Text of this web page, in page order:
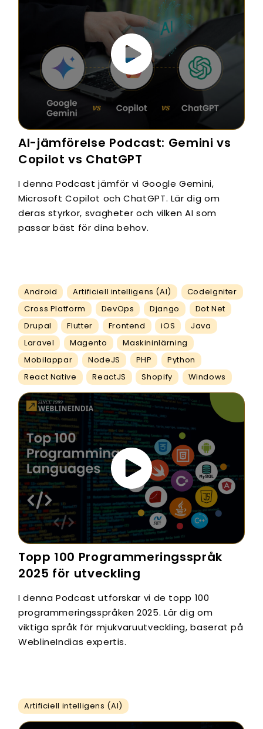
AI-jämförelse Podcast: Gemini vs
Copilot vs ChatGPT
I denna Podcast jämför vi Google Gemini,
Microsoft Copilot och ChatGPT. Lär dig om
deras styrkor, svagheter och vilken AI som
passar bäst för dina behov.
Android Artificiell intelligens (AI)
CodeIgniter
Cross Platform
DevOps Django
Dot Net
Drupal
Flutter Frontend iOS
Java
Laravel
Magento
Maskininlärning
Mobilappar
NodeJS PHP
Python
React Native
ReactJS Shopify Windows
Topp 100 Programmeringsspråk
2025 för utveckling
I denna Podcast utforskar vi de topp 100
programmeringsspråken 2025. Lär dig om
viktiga språk för mjukvaruutveckling, baserat på
WeblineIndias expertis.
Artificiell intelligens (AI)